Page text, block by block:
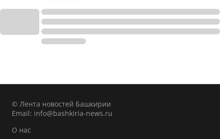
© Лента новостей Башкирии
Email: info@bashkiria-news.ru
О нас